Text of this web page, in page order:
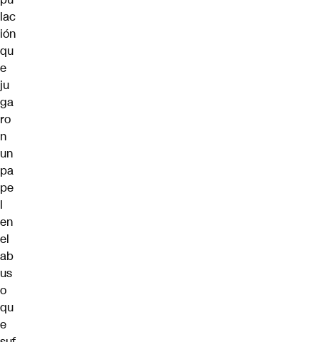
lac
ión
qu
e
ju
ga
ro
n
un
pa
pe
l
en
el
ab
us
o
qu
e